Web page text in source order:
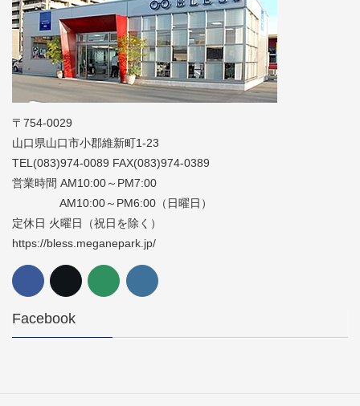
〒754-0029
山口県山口市小郡維新町1-23
TEL(083)974-0089 FAX(083)974-0389
営業時間 AM10:00～PM7:00
AM10:00～PM6:00（日曜日）
定休日 火曜日（祝日を除く）
https://bless.meganepark.jp/
Facebook